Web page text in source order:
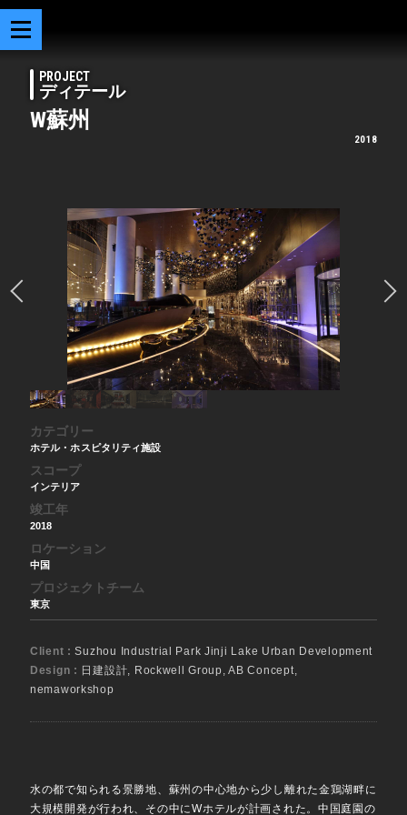
PROJECT
ディテール
W蘇州
2018
カテゴリー
ホテル・ホスピタリティ施設
スコープ
インテリア
竣工年
2018
ロケーション
中国
プロジェクトチーム
東京
Client :Suzhou Industrial Park Jinji Lake Urban Development
Design : 日建設計, Rockwell Group, AB Concept,
nemaworkshop
水の都で知られる景勝地、蘇州の中心地から少し離れた金鶏湖畔に
大規模開発が行われ、その中にWホテルが計画された。中国庭園の